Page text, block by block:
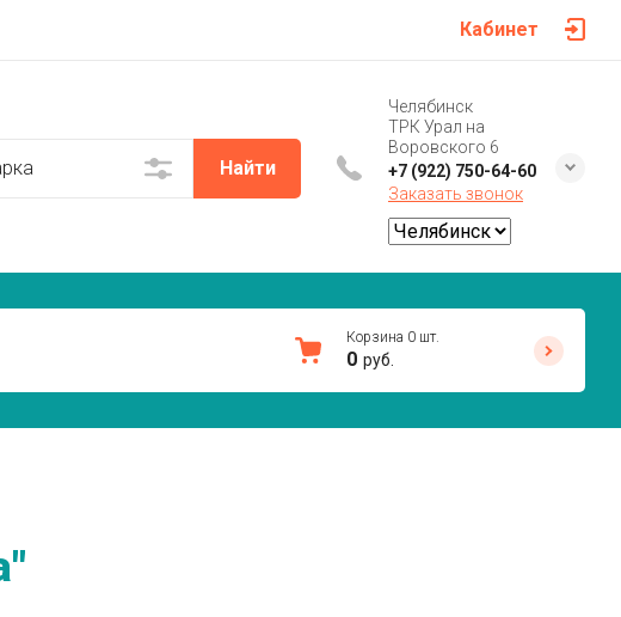
Кабинет
Найти
Челябинск
ТРК Урал на
Воровского 6
+7 (922) 750-64-60
Заказать звонок
Корзина 0 шт.
0 руб.